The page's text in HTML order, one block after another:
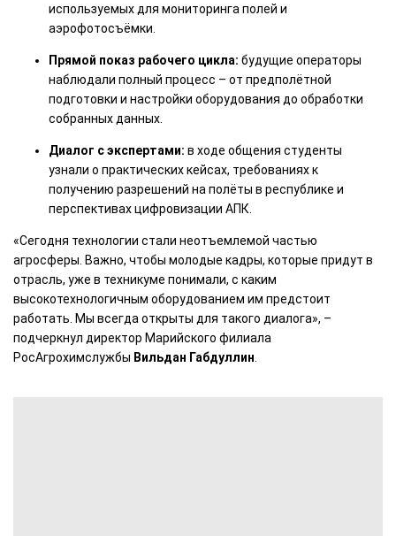
используемых для мониторинга полей и
аэрофотосъёмки.
Прямой показ рабочего цикла: будущие операторы
наблюдали полный процесс – от предполётной
подготовки и настройки оборудования до обработки
собранных данных.
Диалог с экспертами: в ходе общения студенты
узнали о практических кейсах, требованиях к
получению разрешений на полёты в республике и
перспективах цифровизации АПК.
«Сегодня технологии стали неотъемлемой частью
агросферы. Важно, чтобы молодые кадры, которые придут в
отрасль, уже в техникуме понимали, с каким
высокотехнологичным оборудованием им предстоит
работать. Мы всегда открыты для такого диалога», –
подчеркнул директор Марийского филиала
РосАгрохимслужбы Вильдан Габдуллин